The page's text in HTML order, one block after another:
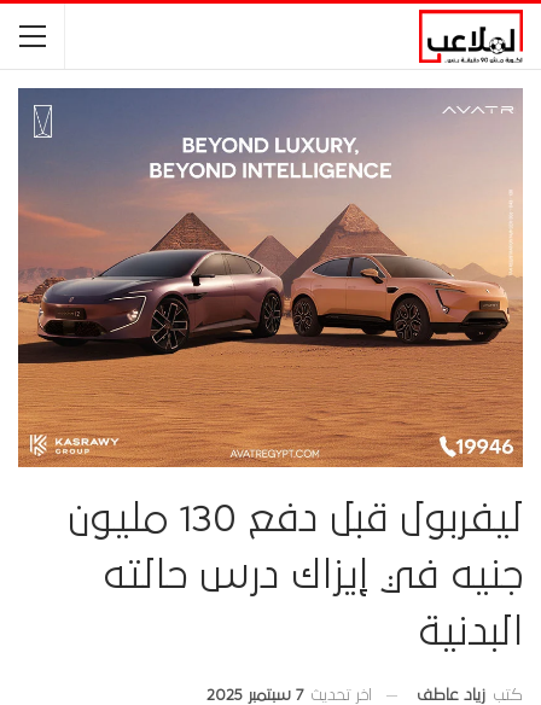
ليفربول قبل دفع 130 مليون
جنيه في إيزاك درس حالته
البدنية
كتب زياد عاطف اخر تحديث 7 سبتمبر 2025